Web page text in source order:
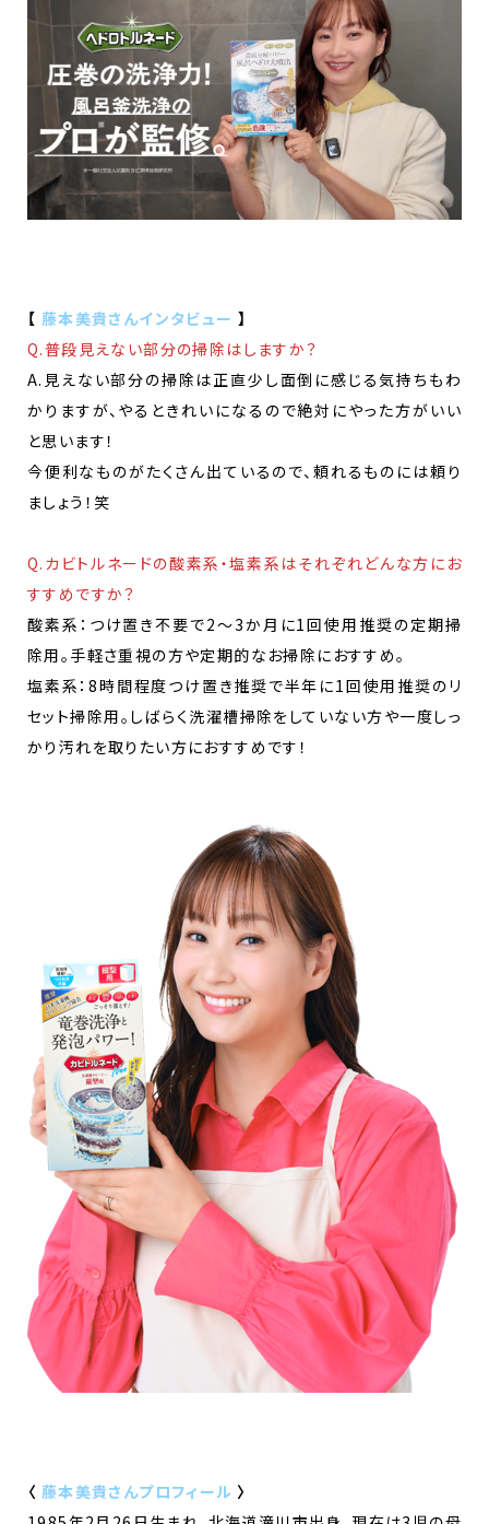
【 藤本美貴さんインタビュー 】
Q.普段見えない部分の掃除はしますか？
A.見えない部分の掃除は正直少し面倒に感じる気持ちもわ
かりますが、やるときれいになるので絶対にやった方がいい
と思います！
今便利なものがたくさん出ているので、頼れるものには頼り
ましょう！笑
Q.カビトルネードの酸素系・塩素系はそれぞれどんな方にお
すすめですか？
酸素系：つけ置き不要で2～3か月に1回使用推奨の定期掃
除用。手軽さ重視の方や定期的なお掃除におすすめ。
塩素系：8時間程度つけ置き推奨で半年に1回使用推奨のリ
セット掃除用。しばらく洗濯槽掃除をしていない方や一度しっ
かり汚れを取りたい方におすすめです！
〈 藤本美貴さんプロフィール 〉